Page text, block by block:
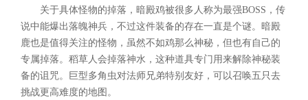
关于具体怪物的掉落，暗殿鸡被很多人称为最强BOSS，传
说中能爆出落魄神兵，不过这件装备的存在一直是个谜。暗殿
鹿也是值得关注的怪物，虽然不如鸡那么神秘，但也有自己的
专属掉落。稻草人会掉落神水，这种道具专门用来解除神秘装
备的诅咒。巨型多角虫对法师兄弟特别友好，可以召唤五只去
挑战更高难度的地图。